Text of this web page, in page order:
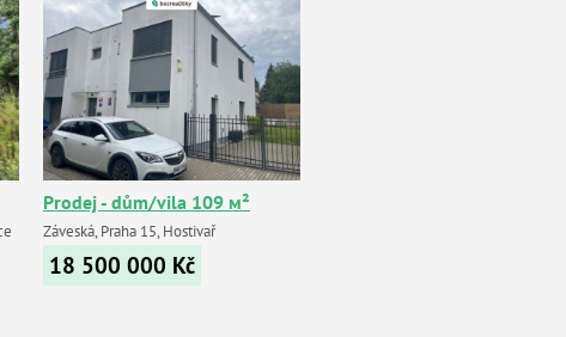
Prodej - dům/vila 109 м²
Záveská, Praha 15, Hostivař
18 500 000 Kč